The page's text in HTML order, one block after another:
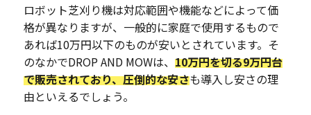
ロボット芝刈り機は対応範囲や機能などによって価
格が異なりますが、一般的に家庭で使用するもので
あれば10万円以下のものが安いとされています。そ
のなかでDROP AND MOWは、10万円を切る9万円台
で販売されており、圧倒的な安さも導入し安さの理
由といえるでしょう。